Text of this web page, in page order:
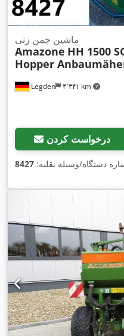
Legden ۴٬۳۴۱ km
ماشین چمن زنی
Amazone HH 1500
Hopper
درخواست کردن
دستگاه/وسیله نقلیه: 8427